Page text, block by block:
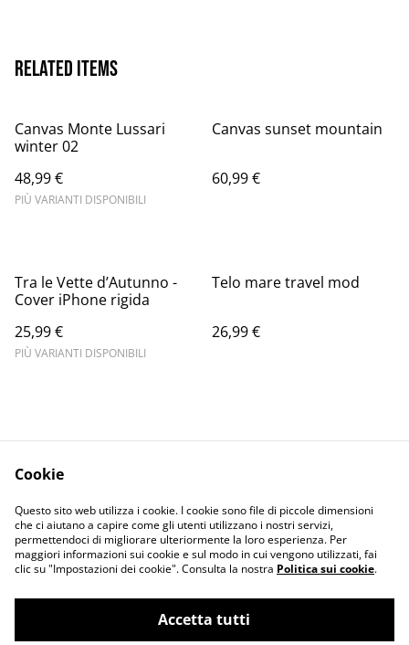
Related items
Canvas Monte Lussari
winter 02
48,99 €
PIÙ VARIANTI DISPONIBILI
Canvas sunset mountain
60,99 €
Tra le Vette d’Autunno -
Cover iPhone rigida
25,99 €
PIÙ VARIANTI DISPONIBILI
Telo mare travel mod
26,99 €
Informativa sulla
privacy
Terms and
conditions
Cookie
Questo sito web utilizza i cookie. I cookie sono file di piccole dimensioni
che ci aiutano a capire come gli utenti utilizzano i nostri servizi,
permettendoci di migliorare ulteriormente la loro esperienza. Per
maggiori informazioni sui cookie e sul modo in cui vengono utilizzati, fai
clic su "Impostazioni dei cookie". Consulta la nostra Politica sui cookie.
Accetta tutti